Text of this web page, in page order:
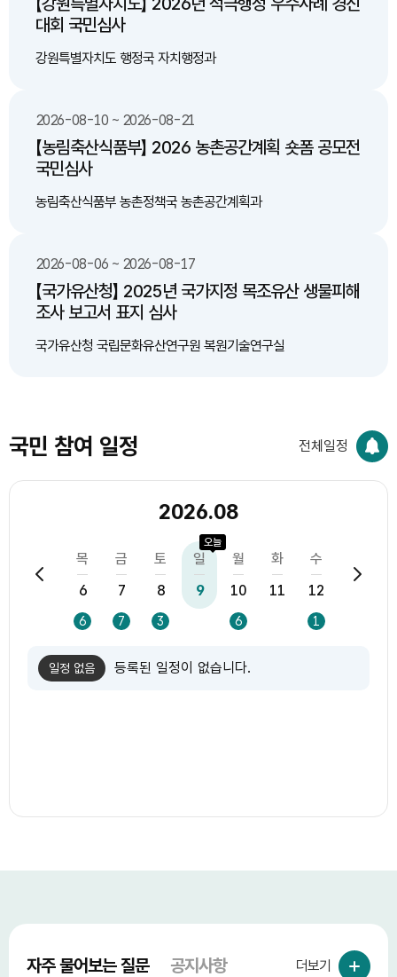
대회 국민심사
강원특별자치도 행정국 자치행정과
2026-08-10 ~ 2026-08-21
【농림축산식품부】 2026 농촌공간계획 숏폼 공모전
국민심사
농림축산식품부 농촌정책국 농촌공간계획과
2026-08-06 ~ 2026-08-17
【국가유산청】 2025년 국가지정 목조유산 생물피해
조사 보고서 표지 심사
국가유산청 국립문화유산연구원 복원기술연구실
국민 참여 일정
2026.08
목
6
6
금
7
7
토
8
3
일
9
오늘
월
10
6
화
11
수
12
1
일정 없음 등록된 일정이 없습니다.
전체일정
자주 물어보는 질문 공지사항 더보기